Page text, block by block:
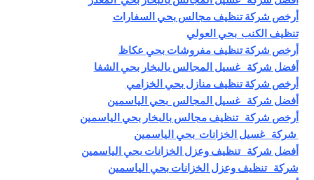
أرخص شركة تنظيف مجالس بحي السفارات
تنظيف الكنب بحي العولي
أرخص شركة تنظيف مفروشات بحي عكاظ
أفضل شركة غسيل المجالس بالبخار بحي الشفا
أرخص شركة تنظيف منازل بحي الخزامي
أفضل شركة غسيل المجالس بحي الياسمين
أرخص شركة تنظيف مجالس بالبخار بحي الياسمين
شركة غسيل الخزانات بحي الياسمين
أفضل شركة تنظيف وعزل الخزانات بحي الياسمين
شركة تنظيف وعزل الخزانات بحي الياسمين